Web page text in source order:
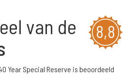
8,8
van de
Year Special Reserve is beoordeeld